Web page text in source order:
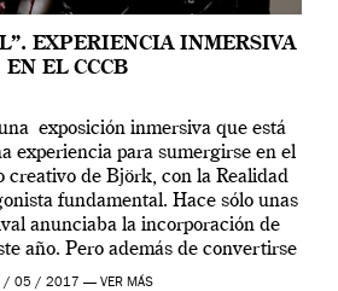
EXPERIENCIA INMERSIVA
EN EL CCCB
exposición inmersiva que está
experiencia para sumergirse en el
creativo de Björk, con la Realidad
fundamental. Hace sólo unas
anunciaba la incorporación de
año. Pero además de convertirse
más relevantes […]
/ 05 / 2017 — VER MÁS